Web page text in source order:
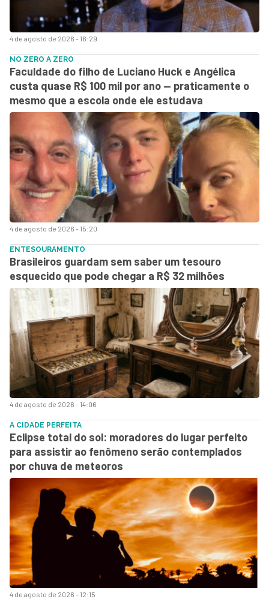
4 de agosto de 2026 - 16:29
4 de agosto de 2026 - 15:20
NO ZERO A ZERO
Faculdade do filho de Luciano Huck e Angélica
custa quase R$ 100 mil por ano — praticamente o
mesmo que a escola onde ele estudava
4 de agosto de 2026 - 14:06
ENTESOURAMENTO
Brasileiros guardam sem saber um tesouro
esquecido que pode chegar a R$ 32 milhões
4 de agosto de 2026 - 12:15
A CIDADE PERFEITA
Eclipse total do sol: moradores do lugar perfeito
para assistir ao fenômeno serão contemplados
por chuva de meteoros